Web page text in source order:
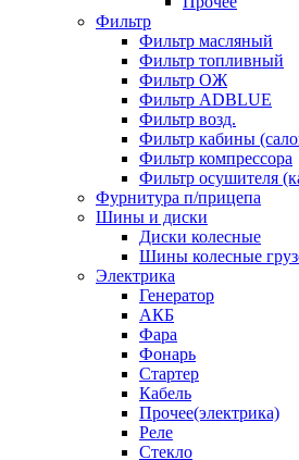
Фильтр
Фильтр масляный
Фильтр топливный
Фильтр ОЖ
Фильтр ADBLUE
Фильтр возд.
Фильтр кабины
Фильтр компрессора
Фильтр осушителя
Фурнитура п/прицепа
Шины и диски
Диски колесные
Шины колесные
Электрика
Генератор
АКБ
Фара
Фонарь
Стартер
Кабель
Прочее(электрика)
Реле
Стекло